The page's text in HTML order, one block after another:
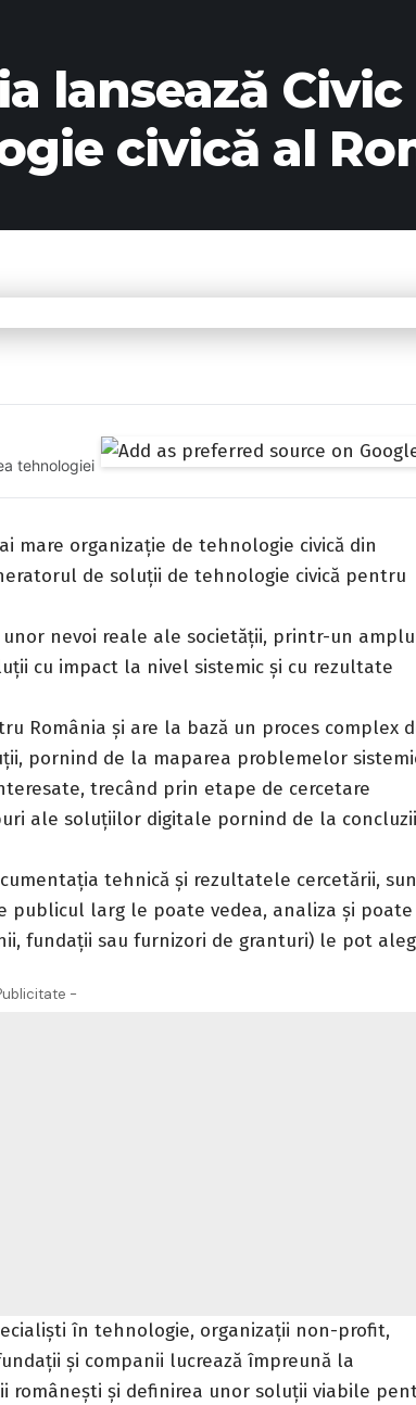
lansează
civică al
tehnologiei
mare organizație de tehnologie civică din
de soluții de tehnologie civică pentru
nevoi reale ale societății, printr-un amplu
cu impact la nivel sistemic și cu rezultate
România și are la bază un proces complex
pornind de la maparea problemelor
trecând prin etape de cercetare
ale soluțiilor digitale pornind de la
tehnică și rezultatele cercetării,
larg le poate vedea, analiza și poate
fundații sau furnizori de granturi) le pot
-
în tehnologie, organizații non-profit,
și companii lucrează împreună la
românești și definirea unor soluții viabile